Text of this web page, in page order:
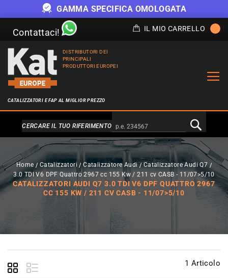
GAMMA SPECIFICA OMOLOGATA
Contattaci! IL MIO CARRELLO
DISTRIBUTORI DEI
PRINCIPALI
PRODUTTORI EUROPEI
CATALIZZATORI E FAP AL MIGLIOR PREZZO
Alternativa a Doofinder
CERCARE IL TUO RIFERIMENTO
Home Catalizzatori Catalizzatore Audi
Catalizzatore Audi Q7
3.0 TDI V6 DPF Quattro 2967 cc 155 Kw / 211 cv CASB - 11/07>5/10
CATALIZZATORI AUDI Q7 3.0 TDI V6 DPF QUATTRO 2967
CC 155 KW / 211 CV CASB - 11/07>5/10
1 Articolo